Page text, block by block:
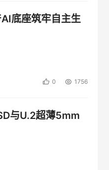
底座筑牢自主生
0 1756
与U.2超薄5mm